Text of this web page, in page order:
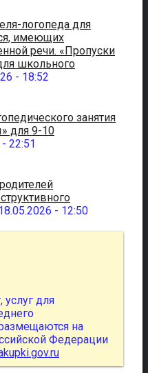
логопеда для
имеющих
речи. «Пропуски
школьного
- 18:52
занятия
для 9-10
22:51
- 12:50
услуг для
на
Федерации